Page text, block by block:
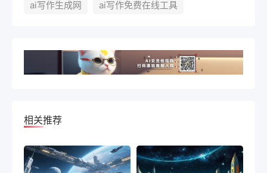
ai写作生成网 ai写作免费在线工具
相关推荐